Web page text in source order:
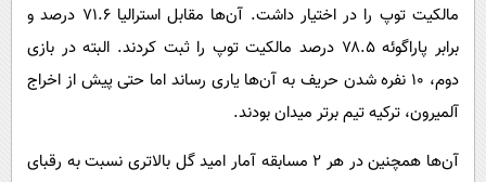
مالکیت توپ را در اختیار داشت. آن‌ها مقابل استرالیا ۷۱.۶ درصد و
برابر پاراگوئه ۷۸.۵ درصد مالکیت توپ را ثبت کردند. البته در بازی
دوم، ۱۰ نفره شدن حریف به آن‌ها یاری رساند اما حتی پیش از اخراج
آلمیرون، ترکیه تیم برتر میدان بودند.
آن‌ها همچنین در هر ۲ مسابقه آمار امید گل بالاتری نسبت به رقبای